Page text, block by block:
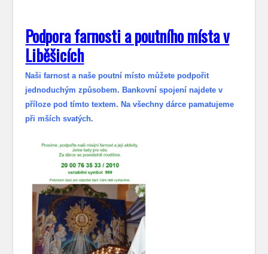
Podpora farnosti a poutního místa v
Liběšicích
Naši farnost a naše poutní místo můžete podpořit
jednoduchým způsobem. Bankovní spojení najdete v
příloze pod tímto textem. Na všechny dárce pamatujeme
při mších svatých.